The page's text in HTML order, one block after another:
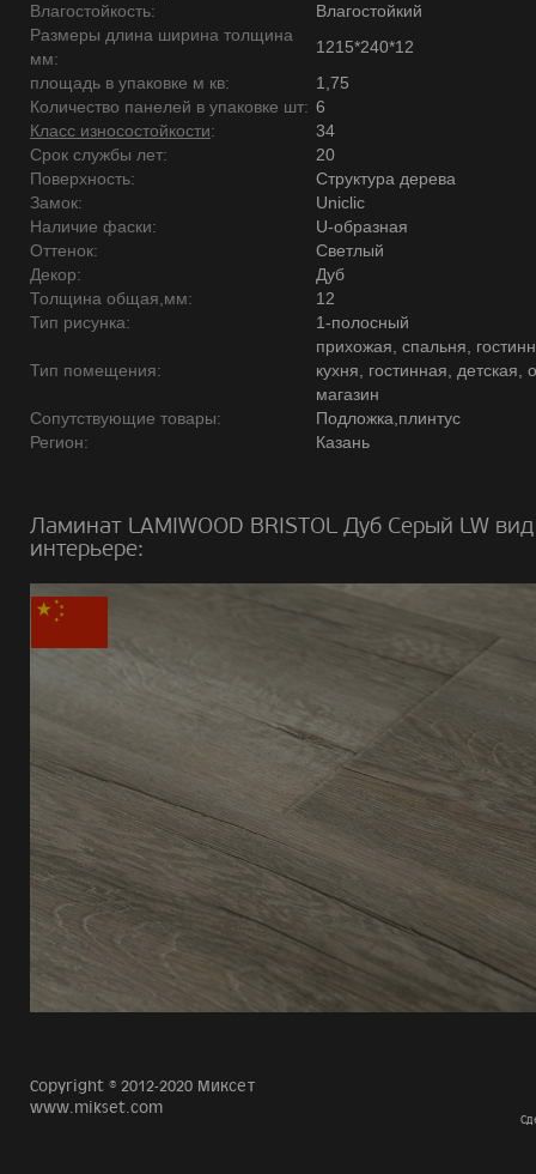
Влагостойкость:
Влагостойкий
Размеры длина ширина толщина
мм:
1215*240*12
площадь в упаковке м кв:
1,75
Количество панелей в упаковке шт: 6
Класс износостойкости:
34
Срок службы лет:
20
Поверхность:
Структура дерева
Замок:
Uniclic
Наличие фаски:
U-образная
Оттенок:
Светлый
Декор:
Дуб
Толщина общая,мм:
12
Тип рисунка:
1-полосный
Тип помещения:
прихожая, спальня,
кухня, гостинная, детская,
магазин
Сопутствующие товары:
Подложка,плинтус
Регион:
Казань
Ламинат LAMIWOOD BRISTOL Дуб Серый LW
интерьере:
Copyright © 2012-2020 Миксет
www.mikset.com